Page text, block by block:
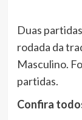
Duas
rodada da
Masculino.
partidas.
Confira